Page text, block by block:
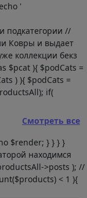
'
подкатегории //
Ковры и выдает
коллекции бекз
$pcat ){ $podCats =
) ){ $podCats =
if(
Смотреть все
$render; } } } }
находимся
>posts ); //
< 1 ){